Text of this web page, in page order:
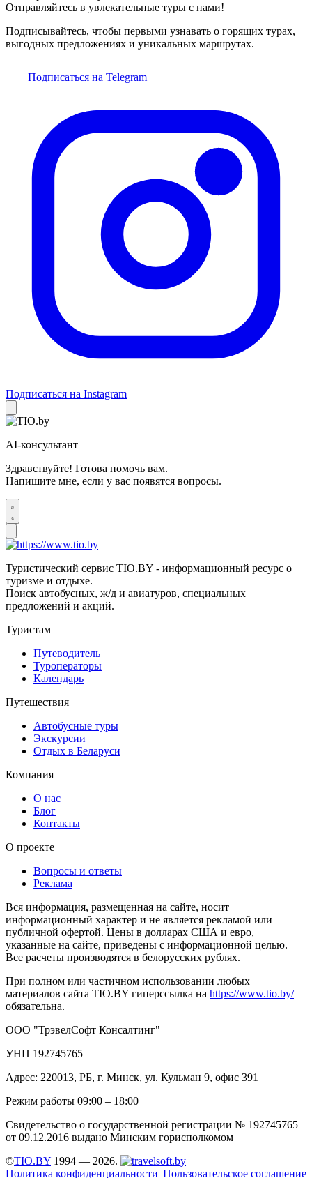
Отправляйтесь в увлекательные туры с нами!
Подписывайтесь, чтобы первыми узнавать о горящих турах,
выгодных предложениях и уникальных маршрутах.
Подписаться на Telegram
Подписаться на Instagram
AI-консультант
Здравствуйте! Готова помочь вам.
Напишите мне, если у вас появятся вопросы.
Туристический сервис TIO.BY - информационный ресурс о
туризме и отдыхе.
Поиск автобусных, ж/д и авиатуров, специальных
предложений и акций.
Туристам
Путеводитель
Туроператоры
Календарь
Путешествия
Автобусные туры
Экскурсии
Отдых в Беларуси
Компания
О нас
Блог
Контакты
О проекте
Вопросы и ответы
Реклама
Вся информация, размещенная на сайте, носит
информационный характер и не является рекламой или
публичной офертой. Цены в долларах США и евро,
указанные на сайте, приведены с информационной целью.
Все расчеты производятся в белорусских рублях.
При полном или частичном использовании любых
материалов сайта TIO.BY гиперссылка на https://www.tio.by/
обязательна.
ООО "ТрэвелСофт Консалтинг"
УНП 192745765
Адрес: 220013, РБ, г. Минск, ул. Кульман 9, офис 391
Режим работы 09:00 – 18:00
Свидетельство о государственной регистрации № 192745765
от 09.12.2016 выдано Минским горисполкомом
©TIO.BY 1994 — 2026.
Политика конфиденциальности |Пользовательское соглашение